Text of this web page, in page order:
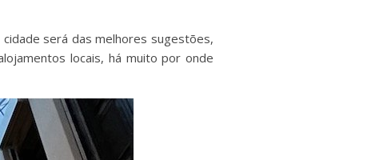
será das melhores sugestões,
locais, há muito por onde